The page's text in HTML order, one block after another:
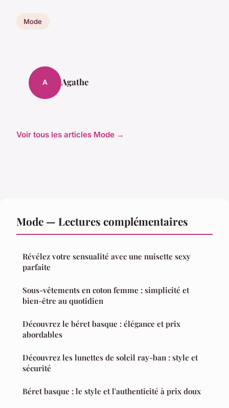
Mode
A Agathe
Voir tous les articles Mode →
Mode — Lectures complémentaires
Révélez votre sensualité avec une nuisette sexy
parfaite
Sous-vêtements en coton femme : simplicité et
bien-être au quotidien
Découvrez le béret basque : élégance et prix
abordables
Découvrez les lunettes de soleil ray-ban : style et
sécurité
Béret basque : le style et l'authenticité à prix doux